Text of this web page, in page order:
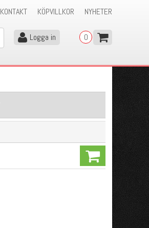
NYHETER
KÖPVILLKOR
KONTAKT
0
Logga in